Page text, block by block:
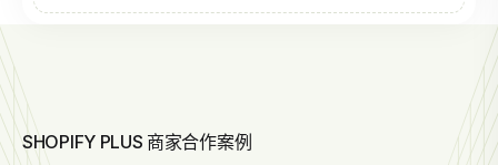
SHOPIFY PLUS 商家合作案例